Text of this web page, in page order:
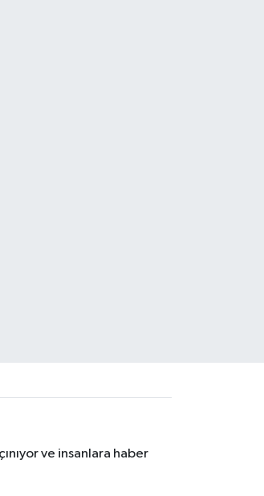
ve insanlara haber